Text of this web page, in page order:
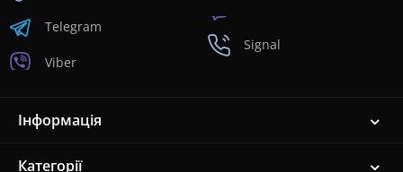
Telegram
Viber
Signal
Інформація
Категорії